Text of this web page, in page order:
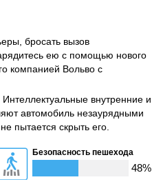
бросать вызов
ею с помощью нового
компанией Вольво с
внутренние и
автомобиль незаурядными
пытается скрыть его.
Безопасность пешехода
48%